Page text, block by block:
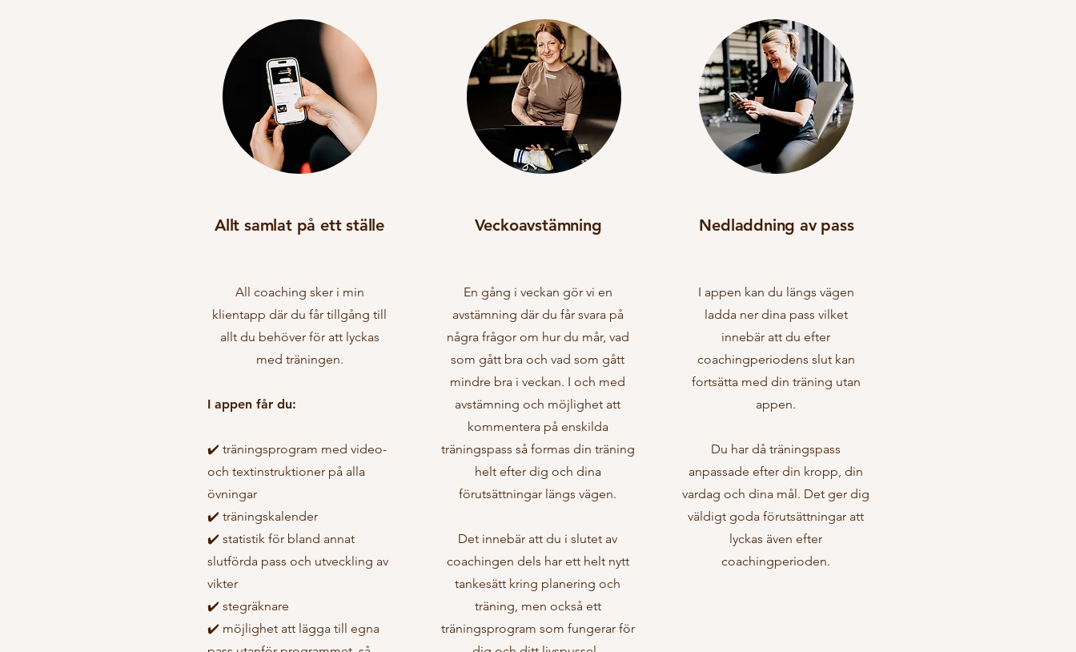
Allt samlat på ett ställe
All coaching sker i min
klientapp där du får tillgång till
allt du behöver för att lyckas
med träningen.
I appen får du:
✔️ träningsprogram med video-
och textinstruktioner på alla
övningar
✔️ träningskalender
✔️ statistik för bland annat
slutförda pass och utveckling av
vikter
✔️ stegräknare
✔️ möjlighet att lägga till egna
Veckoavstämning
En gång i veckan gör vi en
avstämning där du får svara på
några frågor om hur du mår, vad
som gått bra och vad som gått
mindre bra i veckan. I och med
avstämning och möjlighet att
kommentera på enskilda
träningspass så formas din träning
helt efter dig och dina
förutsättningar längs vägen.
Det innebär att du i slutet av
coachingen dels har ett helt nytt
tankesätt kring planering och
träning, men också ett
träningsprogram som fungerar för
Nedladdning av pass
I appen kan du längs vägen
ladda ner dina pass vilket
innebär att du efter
coachingperiodens slut kan
fortsätta med din träning utan
appen.
Du har då träningspass
anpassade efter din kropp, din
vardag och dina mål. Det ger dig
väldigt goda förutsättningar att
lyckas även efter
coachingperioden.